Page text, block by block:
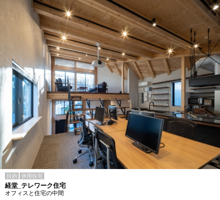
目的 併用住宅
経堂_テレワーク住宅
オフィスと住宅の中間